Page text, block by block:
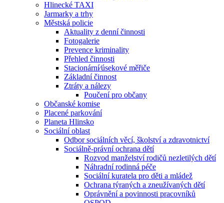
Hlinecké TAXI
Jarmarky a trhy
Městská policie
Aktuality z denní činnosti
Fotogalerie
Prevence kriminality
Přehled činnosti
Stacionární⁄úsekové měřiče
Základní činnost
Ztráty a nálezy
Poučení pro občany
Občanské komise
Placené parkování
Planeta Hlinsko
Sociální oblast
Odbor sociálních věcí, školství a zdravotnictví
Sociálně-právní ochrana dětí
Rozvod manželství rodičů nezletilých dětí
Náhradní rodinná péče
Sociální kuratela pro děti a mládež
Ochrana týraných a zneužívaných dětí
Oprávnění a povinnosti pracovníků